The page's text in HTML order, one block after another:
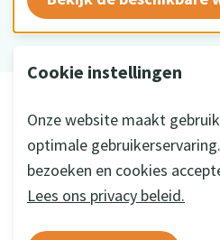
Cookie instellingen
Onze website maakt
optimale
bezoeken en cookies
Lees ons privacy beleid.
Disclaimer
Privacy
Cookie instellingen
Ontwikkeld doora&m impact